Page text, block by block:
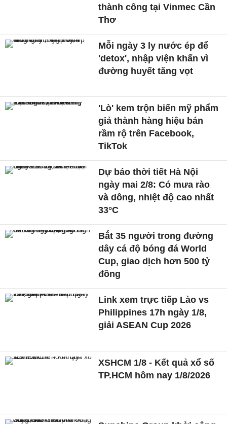
thành công tại Vinmec Cần
Thơ
Mỗi ngày 3 ly nước ép để
'detox', nhập viện khẩn vì
đường huyết tăng vọt
'Lò' kem trộn biến mỹ phẩm
giả thành hàng hiệu bán
rầm rộ trên Facebook,
TikTok
Dự báo thời tiết Hà Nội
ngày mai 2/8: Có mưa rào
và dông, nhiệt độ cao nhất
33°C
Bắt 35 người trong đường
dây cá độ bóng đá World
Cup, giao dịch hơn 500 tỷ
đồng
Link xem trực tiếp Lào vs
Philippines 17h ngày 1/8,
giải ASEAN Cup 2026
XSHCM 1/8 - Kết quả xổ số
TP.HCM hôm nay 1/8/2026